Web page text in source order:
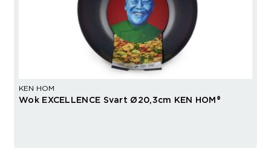
KEN HOM
Wok EXCELLENCE Svart Ø20,3cm KEN HOM®